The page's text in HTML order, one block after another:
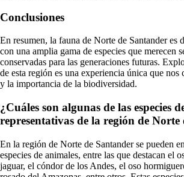
Conclusiones
En resumen, la fauna de Norte de Santander es
con una amplia gama de especies que merecen
conservadas para las generaciones futuras.
de esta región es una experiencia única que nos
y la importancia de la biodiversidad.
¿Cuáles son algunas de las especies
representativas de la región de Norte
En la región de Norte de Santander se pueden
especies de animales, entre las que destacan el
jaguar, el cóndor de los Andes, el oso